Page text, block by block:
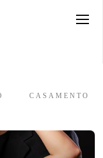
CASAMENTO